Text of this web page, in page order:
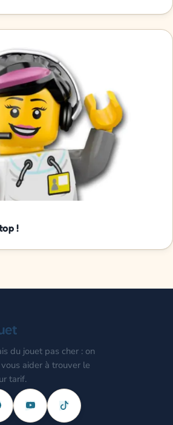
!
du jouet pas cher : on
aider à trouver le
tarif.